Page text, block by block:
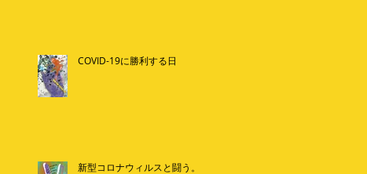
COVID-19に勝利する日
新型コロナウィルスと闘う。